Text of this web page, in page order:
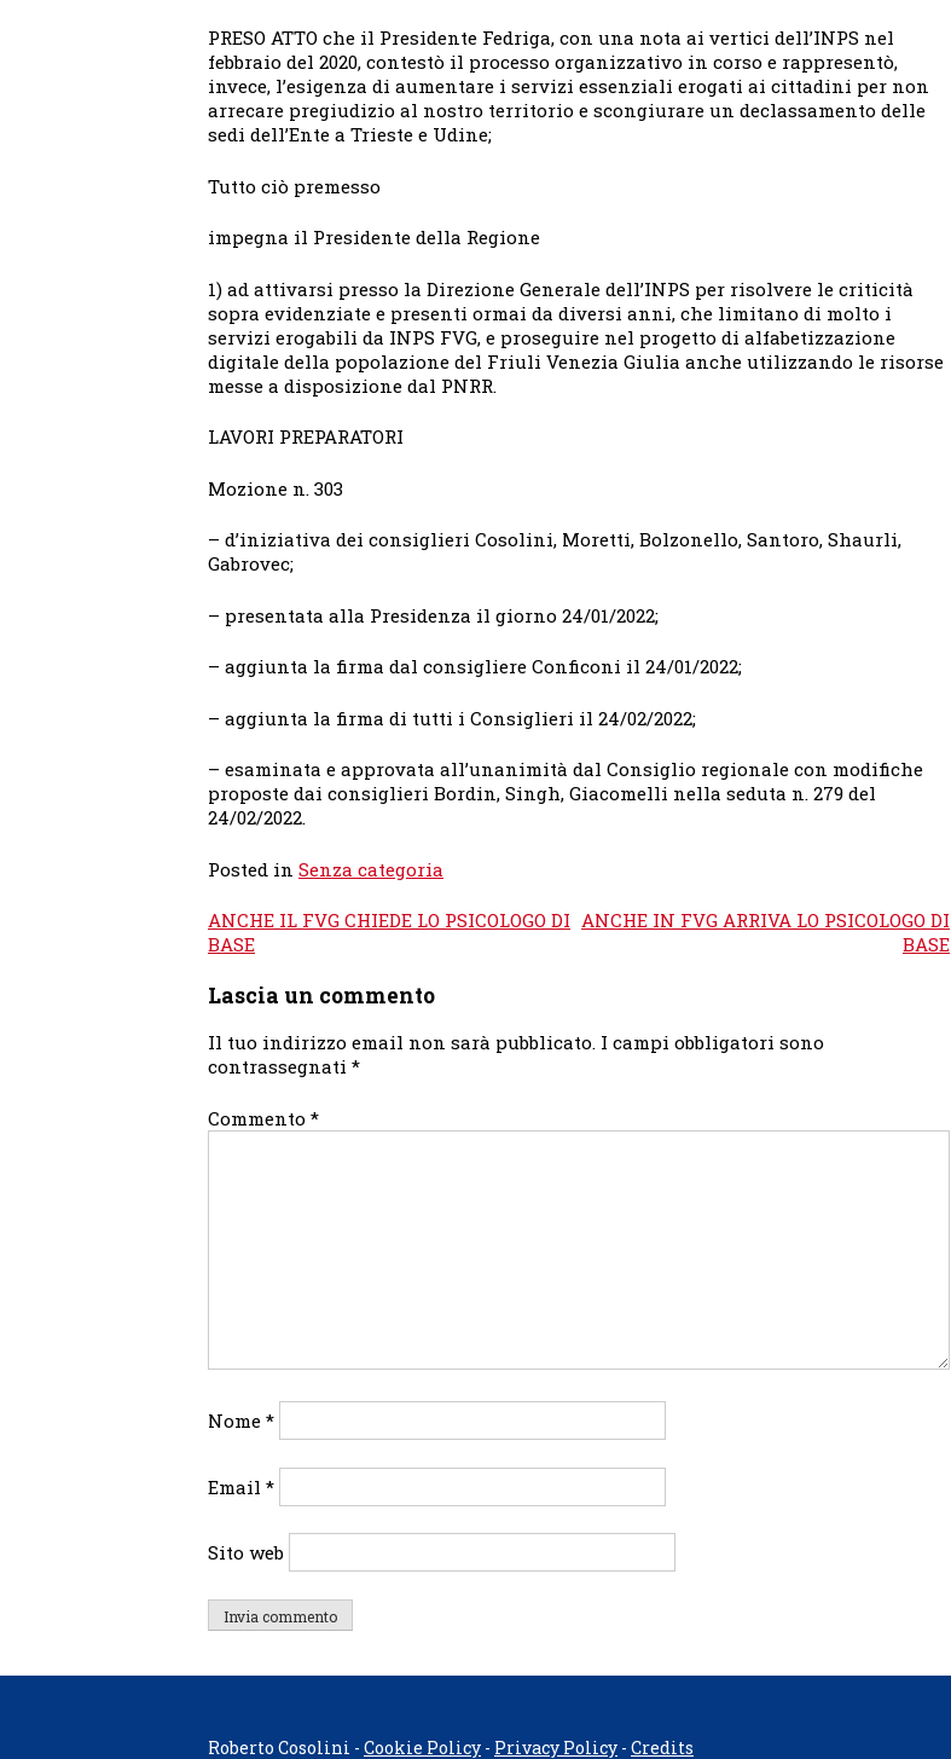
PRESO ATTO che il Presidente Fedriga, con una nota ai vertici dell’INPS nel
febbraio del 2020, contestò il processo organizzativo in corso e rappresentò,
invece, l’esigenza di aumentare i servizi essenziali erogati ai cittadini per non
arrecare pregiudizio al nostro territorio e scongiurare un declassamento delle
sedi dell’Ente a Trieste e Udine;
Tutto ciò premesso
impegna il Presidente della Regione
1) ad attivarsi presso la Direzione Generale dell’INPS per risolvere le criticità
sopra evidenziate e presenti ormai da diversi anni, che limitano di molto i
servizi erogabili da INPS FVG, e proseguire nel progetto di alfabetizzazione
digitale della popolazione del Friuli Venezia Giulia anche utilizzando le risorse
messe a disposizione dal PNRR.
LAVORI PREPARATORI
Mozione n. 303
– d’iniziativa dei consiglieri Cosolini, Moretti, Bolzonello, Santoro, Shaurli,
Gabrovec;
– presentata alla Presidenza il giorno 24/01/2022;
– aggiunta la firma dal consigliere Conficoni il 24/01/2022;
– aggiunta la firma di tutti i Consiglieri il 24/02/2022;
– esaminata e approvata all’unanimità dal Consiglio regionale con modifiche
proposte dai consiglieri Bordin, Singh, Giacomelli nella seduta n. 279 del
24/02/2022.
Posted in Senza categoria
Navigazione
articoli
ANCHE IL FVG CHIEDE LO PSICOLOGO DI
BASE
ANCHE IN FVG ARRIVA LO PSICOLOGO DI
BASE
Lascia un commento
Il tuo indirizzo email non sarà pubblicato. I campi obbligatori sono
contrassegnati *
Commento *
Nome *
Email *
Sito web
Roberto Cosolini - Cookie Policy - Privacy Policy - Credits